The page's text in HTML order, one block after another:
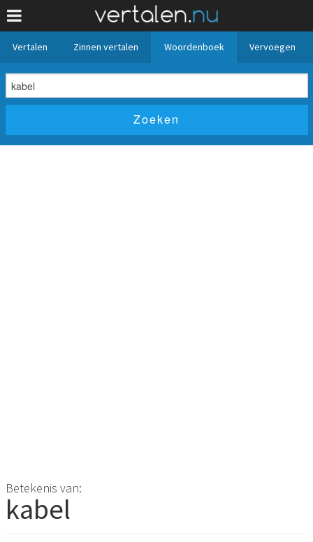
Vertalen Zinnen vertalen Woordenboek Vervoegen
Betekenis van:
kabel